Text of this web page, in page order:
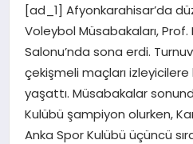
DÜNYA
EKONOMI
[ad_1] Afyonkarahisar’da
Voleybol Müsabakaları, Prof.
Salonu’nda sona erdi.
çekişmeli maçları
yaşattı. Müsabakalar
Kulübü şampiyon olurken,
Anka Spor Kulübü üçüncü